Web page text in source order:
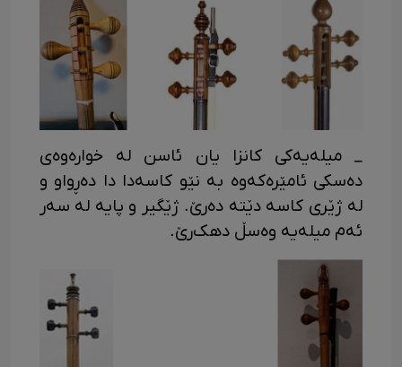
_ میله‌یه‌کی کانزا یان ئاسن له خواره‌وه‌ی
ده‌سکی ئامێره‌که‌وه به نێو کاسه‌دا دا ده‌ڕواو و
له ژێری کاسه دێته ده‌رێ. ژێگیر و پایه له سه‌ر
ئه‌م میله‌یه وه‌سڵ دهک‌رێ.